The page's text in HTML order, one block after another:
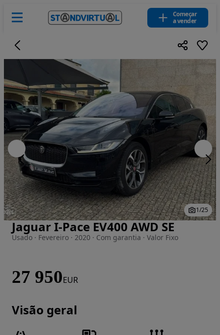
Começar
a vender
Imagem 1 de 25
1/25
Jaguar I-Pace EV400 AWD SE
Usado · Fevereiro · 2020 · Com garantia · Valor Fixo
27 950EUR
Visão geral